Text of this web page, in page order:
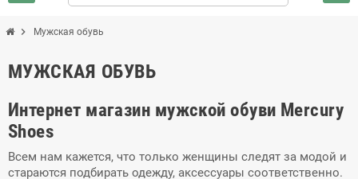
chevron_right Мужская обувь
МУЖСКАЯ ОБУВЬ
Интернет магазин мужской обуви Mercury
Shoes
Всем нам кажется, что только женщины следят за модой и
стараются подбирать одежду, аксессуары соответственно.